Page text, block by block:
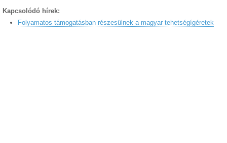
Kapcsolódó hírek:
Folyamatos támogatásban részesülnek a magyar tehetségígéretek